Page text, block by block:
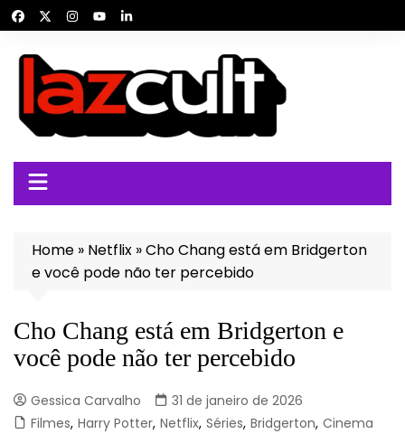
para
conteúdo
Home » Netflix »Cho Chang está em Bridgerton
e você pode não ter percebido
Cho Chang está em Bridgerton e
você pode não ter percebido
Gessica Carvalho
31 de janeiro de 2026
Filmes, Harry Potter, Netflix, Séries, Bridgerton, Cinema